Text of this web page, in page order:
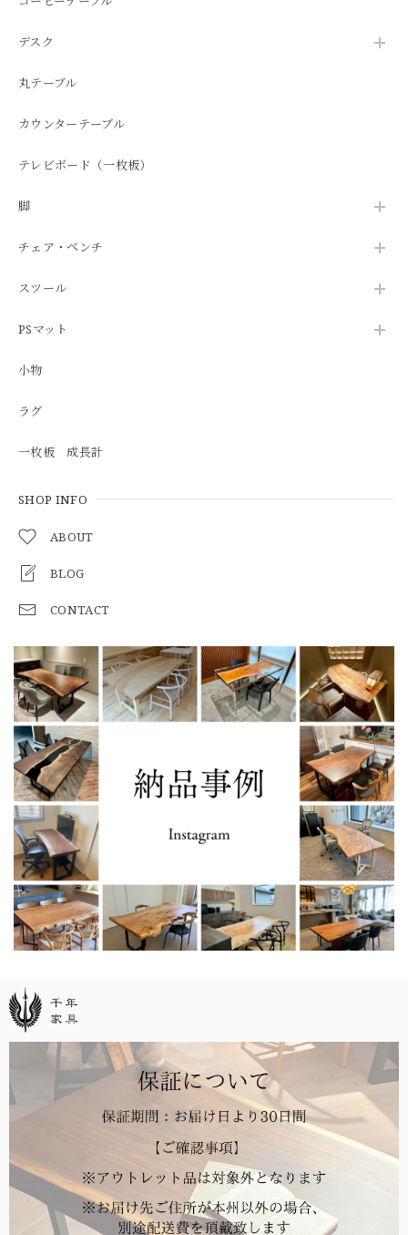
デスク
丸テーブル
カウンターテーブル
テレビボード（一枚板）
脚
チェア・ベンチ
スツール
PSマット
小物
ラグ
一枚板 成長計
SHOP INFO
ABOUT
BLOG
CONTACT